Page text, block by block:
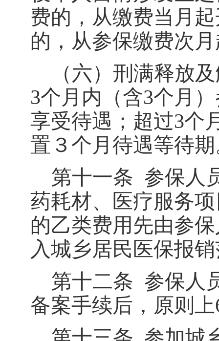
费的，从缴费当月
的，从参保缴费次
（六）刑满释放
3个月内（含3个月
享受待遇；超过3个
置３个月待遇等待
第十一条 参保人
药耗材、医疗服务
的乙类费用先由参
入城乡居民医保报
第十二条 参保人
备案手续后，原则上